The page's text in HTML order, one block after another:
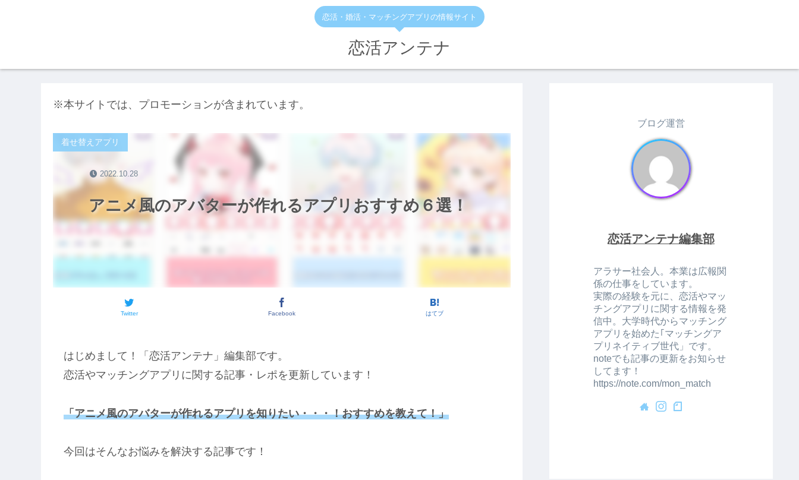
恋活・婚活・マッチングアプリの情報サイト
恋活アンテナ
※本サイトでは、プロモーションが含まれています。
アニメ風のアバターが作れるアプリおすすめ６選！
着せ替えアプリ
Twitter Facebook はてブ
2022.10.28
はじめまして！「恋活アンテナ」編集部です。
恋活やマッチングアプリに関する記事・レポを更新しています！
「アニメ風のアバターが作れるアプリを知りたい・・・！おすすめを教えて！」
今回はそんなお悩みを解決する記事です！
ブログ運営
恋活アンテナ編集部
アラサー社会人。本業は広報関
係の仕事をしています。
実際の経験を元に、恋活やマッ
チングアプリに関する情報を発
信中。大学時代からマッチング
アプリを始めた｢マッチングア
プリネイティブ世代」です。
noteでも記事の更新をお知らせ
してます！
https://note.com/mon_match